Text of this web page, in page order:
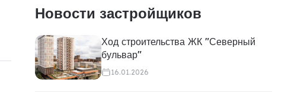
Новости застройщиков
Ход строительства ЖК "Северный
бульвар"
16.01.2026